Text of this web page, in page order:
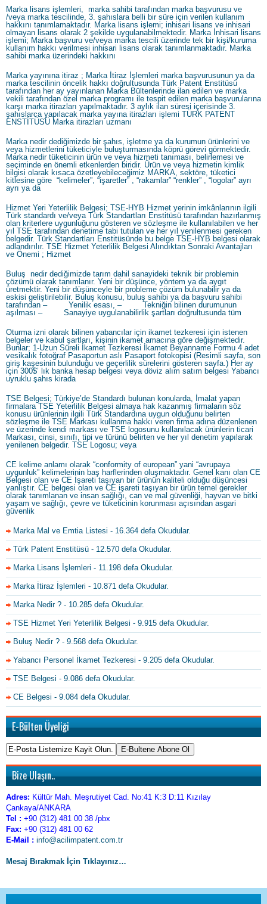
Marka lisans işlemleri, marka sahibi tarafından marka başvurusu ve
/veya marka tescilinde, 3. şahıslara belli bir süre için verilen kullanım
hakkını tanımlamaktadır. Marka lisans işlemi; inhisari lisans ve inhisari
olmayan lisans olarak 2 şekilde uygulanabilmektedir. Marka İnhisari lisans
işlemi; Marka başvuru ve/veya marka tescili üzerinde tek bir kişi/kuruma
kullanım hakkı verilmesi inhisari lisans olarak tanımlanmaktadır. Marka
sahibi marka üzerindeki hakkını
Marka yayınına itiraz ; Marka İtiraz İşlemleri marka başvurusunun ya da
marka tescilinin öncelik hakkı doğrultusunda Türk Patent Enstitüsü
tarafından her ay yayınlanan Marka Bültenlerinde ilan edilen ve marka
vekili tarafından özel marka programı ile tespit edilen marka başvurularına
karşı marka itirazları yapılmaktadır. 3 aylık ilan süresi içerisinde 3.
şahıslarca yapılacak marka yayına itirazları işlemi TÜRK PATENT
ENSTİTÜSÜ Marka itirazları uzmanı
Marka nedir dediğimizde bir şahıs, işletme ya da kurumun ürünlerini ve
veya hizmetlerini tüketiciyle buluşturmasında köprü görevi görmektedir.
Marka nedir tüketicinin ürün ve veya hizmeti tanıması, belirlemesi ve
seçiminde en önemli etkenlerden biridir. Ürün ve veya hizmetin kimlik
bilgisi olarak kısaca özetleyebileceğimiz MARKA, sektöre, tüketici
kitlesine göre “kelimeler”, “işaretler” , “rakamlar” “renkler” , “logolar” ayrı
ayrı ya da
Hizmet Yeri Yeterlilik Belgesi; TSE-HYB Hizmet yerinin imkânlarının ilgili
Türk standardı ve/veya Türk Standartları Enstitüsü tarafından hazırlanmış
olan kriterlere uygunluğunu gösteren ve sözleşme ile kullanılabilen ve her
yıl TSE tarafından denetime tabi tutulan ve her yıl yenilenmesi gereken
belgedir. Türk Standartları Enstitüsünde bu belge TSE-HYB belgesi olarak
adlandırılır. TSE Hizmet Yeterlilik Belgesi Alındıktan Sonraki Avantajları
ve Önemi ; Hizmet
Buluş nedir dediğimizde tarım dahil sanayideki teknik bir problemin
çözümü olarak tanımlanır. Yeni bir düşünce, yöntem ya da aygıt
üretmektir. Yeni bir düşünceyle bir probleme çözüm bulunabilir ya da
eskisi geliştirilebilir. Buluş konusu, buluş sahibi ya da başvuru sahibi
tarafından – Yenilik esası, – Tekniğin bilinen durumunun
aşılması – Sanayiye uygulanabilirlik şartları doğrultusunda tüm
Oturma izni olarak bilinen yabancılar için ikamet tezkeresi için istenen
belgeler ve kabul şartları, kişinin ikamet amacına göre değişmektedir.
Bunlar; 1-Uzun Süreli İkamet Tezkeresi İkamet Beyanname Formu 4 adet
vesikalık fotoğraf Pasaportun aslı Pasaport fotokopisi (Resimli sayfa, son
giriş kaşesinin bulunduğu ve geçerlilik sürelerini gösteren sayfa.) Her ay
için 300$’ lık banka hesap belgesi veya döviz alım satım belgesi Yabancı
uyruklu şahıs kirada
TSE Belgesi; Türkiye’de Standardı bulunan konularda, İmalat yapan
firmalara TSE Yeterlilik Belgesi almaya hak kazanmış firmaların söz
konusu ürünlerinin ilgili Türk Standardına uygun olduğunu belirten
sözleşme ile TSE Markası kullanma hakkı veren firma adına düzenlenen
ve üzerinde kendi markası ve TSE logosunu kullanılacak ürünlerin ticari
Markası, cinsi, sınıfı, tipi ve türünü belirten ve her yıl denetim yapılarak
yenilenen belgedir. TSE Logosu; veya
CE kelime anlamı olarak “conformity of european” yani “avrupaya
uygunluk” kelimelerinin baş harflerinden oluşmaktadır. Genel kanı olan CE
Belgesi olan ve CE İşareti taşıyan bir ürünün kaliteli olduğu düşüncesi
yanlıştır. CE belgesi olan ve CE işareti taşıyan bir ürün temel gerekler
olarak tanımlanan ve insan sağlığı, can ve mal güvenliği, hayvan ve bitki
yaşam ve sağlığı, çevre ve tüketicinin korunması açısından asgari
güvenlik
Marka Mal ve Emtia Listesi - 16.364 defa Okudular.
Türk Patent Enstitüsü - 12.570 defa Okudular.
Marka Lisans İşlemleri - 11.198 defa Okudular.
Marka İtiraz İşlemleri - 10.871 defa Okudular.
Marka Nedir ? - 10.285 defa Okudular.
TSE Hizmet Yeri Yeterlilik Belgesi - 9.915 defa Okudular.
Buluş Nedir ? - 9.568 defa Okudular.
Yabancı Personel İkamet Tezkeresi - 9.205 defa Okudular.
TSE Belgesi - 9.086 defa Okudular.
CE Belgesi - 9.084 defa Okudular.
E-Bülten Üyeliği
Bize Ulaşın..
Adres: Kültür Mah. Meşrutiyet Cad. No:41 K:3 D:11 Kızılay
Çankaya/ANKARA
Tel : +90 (312) 481 00 38 /pbx
Fax: +90 (312) 481 00 62
E-Mail : info@acilimpatent.com.tr
Mesaj Bırakmak İçin Tıklayınız…